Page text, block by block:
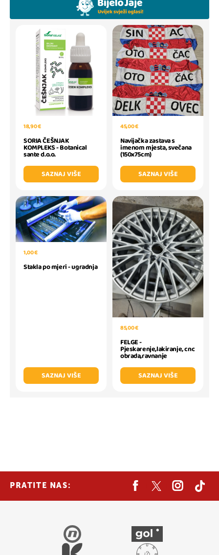
18,90 €
SORIA ČEŠNJAK
KOMPLEKS - Botanical
sante d.o.o.
SAZNAJ VIŠE
45,00 €
Navijačka zastava s
imenom mjesta, svečana
(150x75cm)
SAZNAJ VIŠE
1,00 €
Stakla po mjeri - ugradnja
SAZNAJ VIŠE
85,00 €
FELGE -
Pjeskarenje,lakiranje, cnc
obrada,ravnanje
SAZNAJ VIŠE
PRATITE NAS: